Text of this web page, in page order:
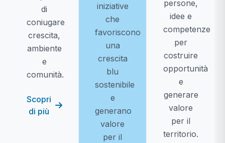
di
coniugare
crescita,
ambiente
e
comunità.
Scopri
di più
iniziative
che
favoriscono
una
crescita
blu
sostenibile
e
generano
valore
per il
persone,
idee e
competenze
per
costruire
opportunità
e
generare
valore
per il
territorio.